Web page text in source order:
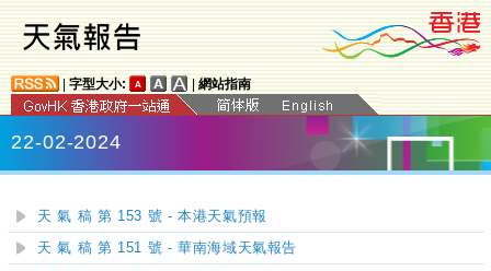
字型大小: 網站指南
22-02-2024
天 氣 稿 第 153 號 - 本港天氣預報
天 氣 稿 第 151 號 - 華南海域天氣報告